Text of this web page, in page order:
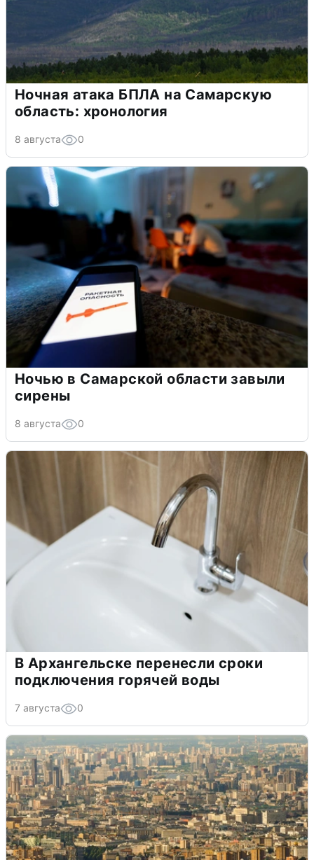
Ночная атака БПЛА на Самарскую
область: хронология
8 августа 0
Ночью в Самарской области завыли
сирены
8 августа 0
В Архангельске перенесли сроки
подключения горячей воды
7 августа 0